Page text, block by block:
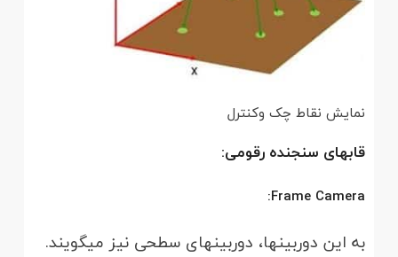
نمایش نقاط چک وکنترل
قاب­های سنجنده رقومی:
Frame Camera:
به این دوربین­ها، دوربین­های سطحی نیز می­گویند.